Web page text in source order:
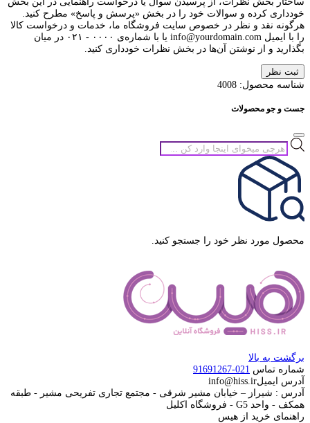
خودداری کرده و سوالات خود را در بخش «پرسش و پاسخ» مطرح کنید.
هرگونه نقد و نظر در خصوص سایت فروشگاه ما، خدمات و درخواست کالا
را با ایمیل info@yourdomain.com یا با شماره‌ی ۰۰۰۰ - ۰۲۱ در میان
بگذارید و از نوشتن آن‌ها در بخش نظرات خودداری کنید.
ثبت نظر
شناسه محصول: 4008
جست و جو محصولات
جستجوی
محصولات
محصول مورد نظر خود را جستجو کنید.
برگشت به بالا
شماره تماس 021-91691267
آدرس ایمیلinfo@hiss.ir
آدرس : شیراز – خیابان مشیر شرقی - مجتمع تجاری تفریحی مشیر - طبقه
همکف - واحد G5 - فروشگاه اکلیل
راهنمای خرید از هیس